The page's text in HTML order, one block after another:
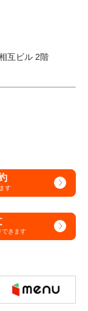
互ビル 2階
す
できます